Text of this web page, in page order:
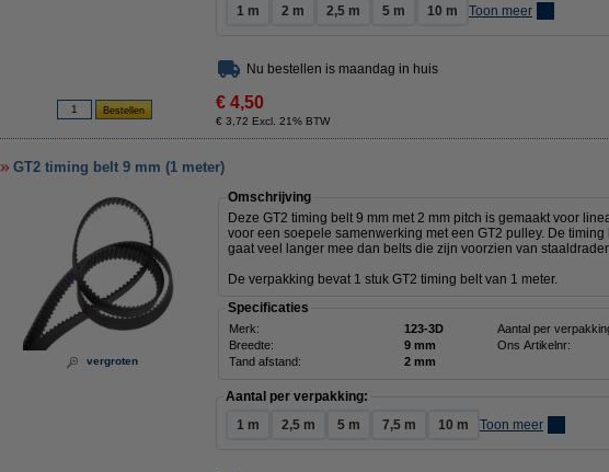
1 m
2 m 2,5 m 5 m 10 m Toon meer
Nu bestellen is maandag in huis
€ 4,50
€ 3,72 Excl. 21% BTW
GT2 timing belt 9 mm (1 meter)
vergroten
Omschrijving
Deze GT2 timing belt 9 mm met 2 mm pitch is gemaakt voor
voor een soepele samenwerking met een GT2 pulley. De
gaat veel langer mee dan belts die zijn voorzien van
De verpakking bevat 1 stuk GT2 timing belt van 1 meter.
Specificaties
Merk: 123-3D Aantal per
Breedte:
9 mm Ons Artikelnr:
Tand afstand:
2 mm
Aantal per verpakking:
1 m
2,5 m 5 m 7,5 m 10 m Toon meer